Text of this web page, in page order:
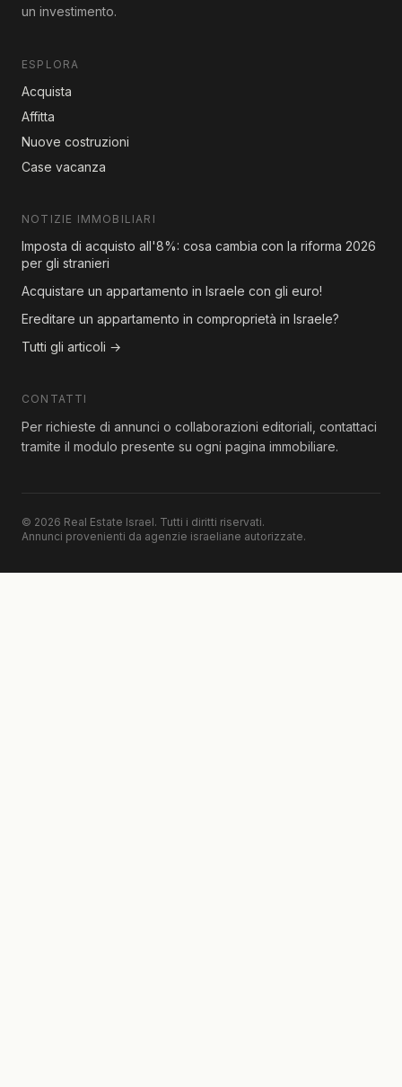
un investimento.
ESPLORA
Acquista
Affitta
Nuove costruzioni
Case vacanza
NOTIZIE IMMOBILIARI
Imposta di acquisto all'8%: cosa cambia con la riforma 2026
per gli stranieri
Acquistare un appartamento in Israele con gli euro!
Ereditare un appartamento in comproprietà in Israele?
Tutti gli articoli →
CONTATTI
Per richieste di annunci o collaborazioni editoriali, contattaci
tramite il modulo presente su ogni pagina immobiliare.
© 2026 Real Estate Israel. Tutti i diritti riservati.
Annunci provenienti da agenzie israeliane autorizzate.